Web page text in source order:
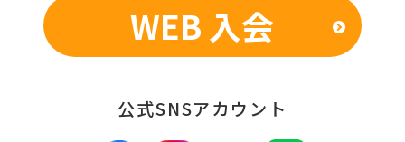
WEB 入会
公式SNSアカウント